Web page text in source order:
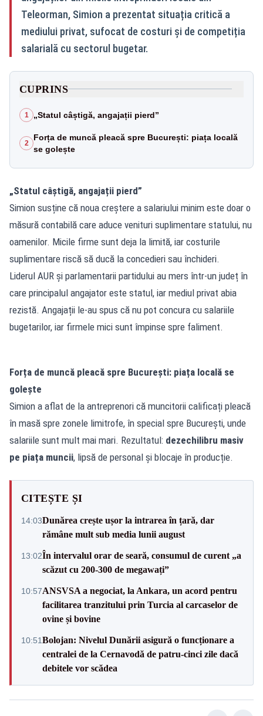
Teleorman, Simion a prezentat situația critică a
mediului privat, sufocat de costuri și de competiția
salarială cu sectorul bugetar.
CUPRINS
1 „Statul câștigă, angajații pierd”
2
Forța de muncă pleacă spre București: piața locală
se golește
„Statul câștigă, angajații pierd”
Simion susține că noua creștere a salariului minim este doar o
măsură contabilă care aduce venituri suplimentare statului, nu
oamenilor. Micile firme sunt deja la limită, iar costurile
suplimentare riscă să ducă la concedieri sau închideri.
Liderul AUR și parlamentarii partidului au mers într-un județ în
care principalul angajator este statul, iar mediul privat abia
rezistă. Angajații le-au spus că nu pot concura cu salariile
bugetarilor, iar firmele mici sunt împinse spre faliment.
Forța de muncă pleacă spre București: piața locală se
golește
Simion a aflat de la antreprenori că muncitorii calificați pleacă
în masă spre zonele limitrofe, în special spre București, unde
salariile sunt mult mai mari. Rezultatul: dezechilibru masiv
pe piața muncii, lipsă de personal și blocaje în producție.
CITEȘTE ȘI
14:03Dunărea crește ușor la intrarea în țară, dar
rămâne mult sub media lunii august
13:02În intervalul orar de seară, consumul de curent „a
scăzut cu 200-300 de megawați”
10:57ANSVSA a negociat, la Ankara, un acord pentru
facilitarea tranzitului prin Turcia al carcaselor de
ovine și bovine
10:51Bolojan: Nivelul Dunării asigură o funcționare a
centralei de la Cernavodă de patru-cinci zile dacă
debitele vor scădea